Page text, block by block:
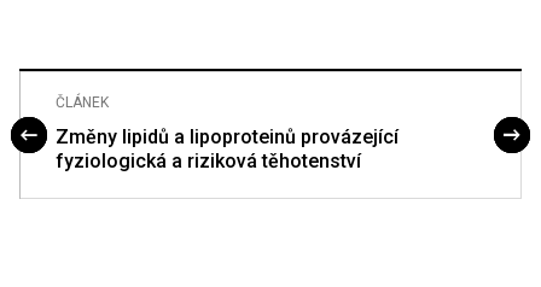
ČLÁNEK
Změny lipidů a lipoproteinů provázející
fyziologická a riziková těhotenství